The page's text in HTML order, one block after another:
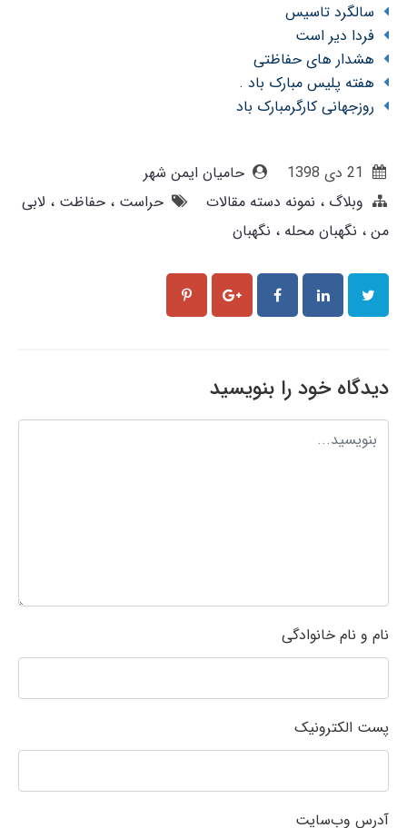
سالگرد تاسیس
فردا دیر است
هشدار های حفاظتی
هفته پلیس مبارک باد .
روزجهانی کارگرمبارک باد
21 دی 1398
حامیان ایمن شهر
وبلاگ
نمونه دسته مقالات حراست حفاظت لابی
من نگهبان محله نگهبان
دیدگاه خود را بنویسید
نام و نام خانوادگی
پست الکترونیک
آدرس وب‌سایت